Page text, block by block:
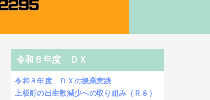
令和８年度 ＤＸ
令和８年度 ＤＸの授業実践
上板町の出生数減少への取り組み（Ｒ８）